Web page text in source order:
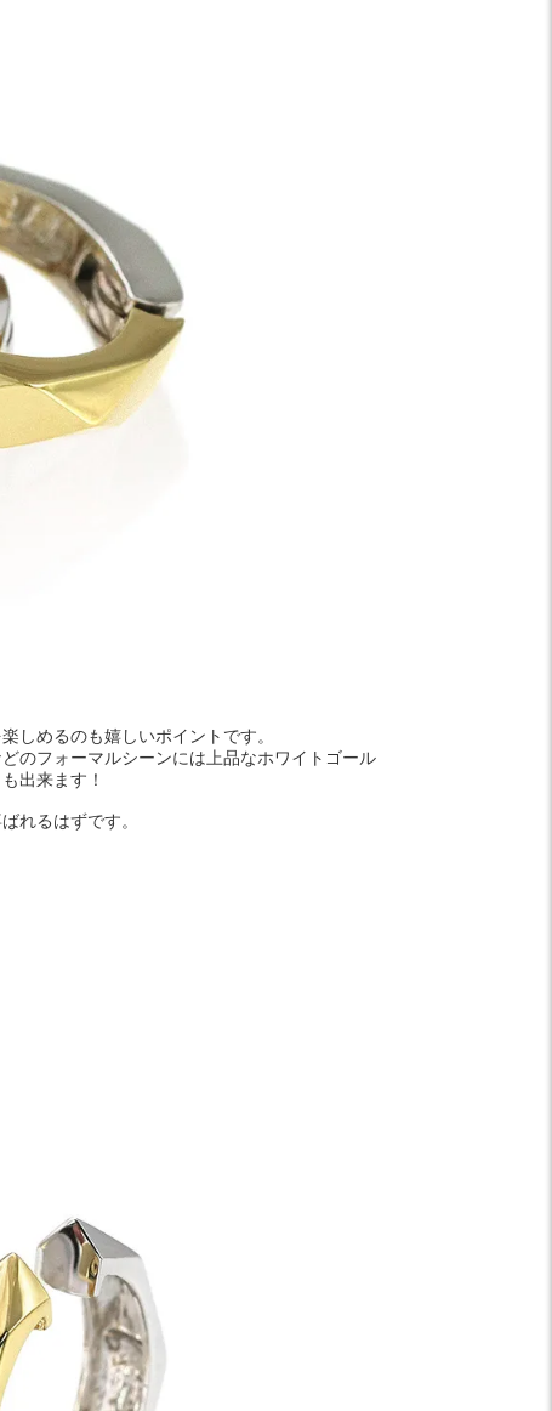
しめるのも嬉しいポイントです。
のフォーマルシーンには上品なホワイトゴール
出来ます！
れるはずです。